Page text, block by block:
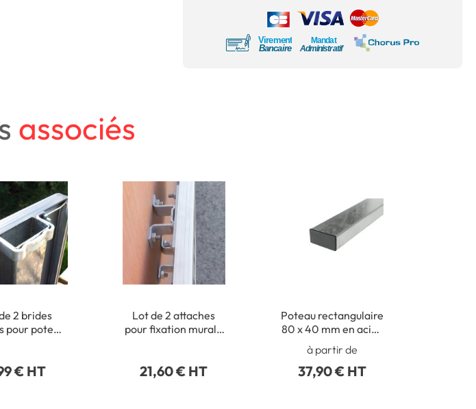
associés
2 brides
pour poteau
€ HT
Lot de 2 attaches
pour fixation murale
21,60 € HT
Poteau rectangulaire
80 x 40 mm en acier
galva avec bouchon
obturateur
à partir de
37,90 € HT